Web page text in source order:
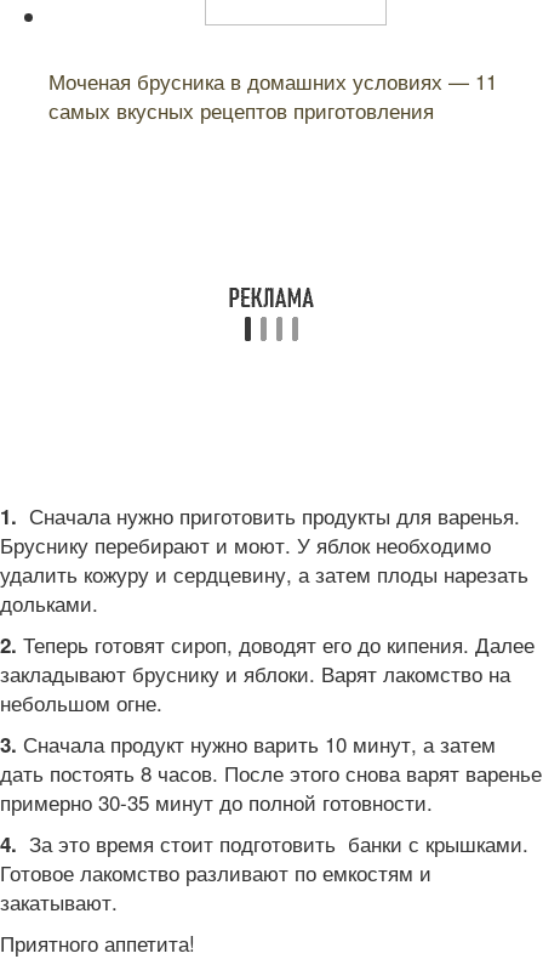
Моченая брусника в домашних условиях — 11
самых вкусных рецептов приготовления
1. Сначала нужно приготовить продукты для варенья.
Бруснику перебирают и моют. У яблок необходимо
удалить кожуру и сердцевину, а затем плоды нарезать
дольками.
2. Теперь готовят сироп, доводят его до кипения. Далее
закладывают бруснику и яблоки. Варят лакомство на
небольшом огне.
3. Сначала продукт нужно варить 10 минут, а затем
дать постоять 8 часов. После этого снова варят варенье
примерно 30-35 минут до полной готовности.
4. За это время стоит подготовить банки с крышками.
Готовое лакомство разливают по емкостям и
закатывают.
Приятного аппетита!